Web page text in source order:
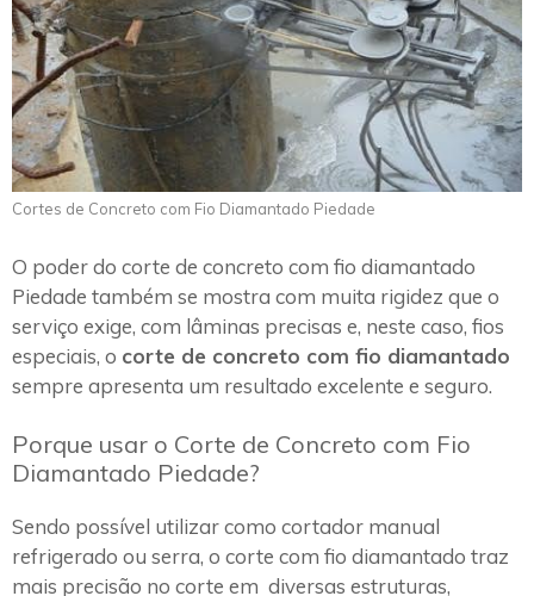
Cortes de Concreto com Fio Diamantado Piedade
O poder do corte de concreto com fio diamantado
Piedade também se mostra com muita rigidez que o
serviço exige, com lâminas precisas e, neste caso, fios
especiais, o corte de concreto com fio diamantado
sempre apresenta um resultado excelente e seguro.
Porque usar o Corte de Concreto com Fio
Diamantado Piedade?
Sendo possível utilizar como cortador manual
refrigerado ou serra, o corte com fio diamantado traz
mais precisão no corte em diversas estruturas,